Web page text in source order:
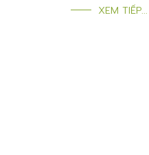
XEM TIẾP...